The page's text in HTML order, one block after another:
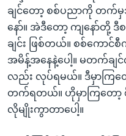
ချင်တော့ စစ်ပညာကို တက်မှဘဲ
နော်။ အဲဒီတော့ ကျနော်တို့
ချင်း ဖြစ်တယ်။ စစ်ကော
အမိန့်အနေနဲ့ပေါ့။ မတက်ခ
လည်း လုပ်ရမယ်။ ဒီမှာကြတ
တက်ရတယ်။ ဟိုမှာကြတော့
လိုမျိုးကွာတာပေါ့။